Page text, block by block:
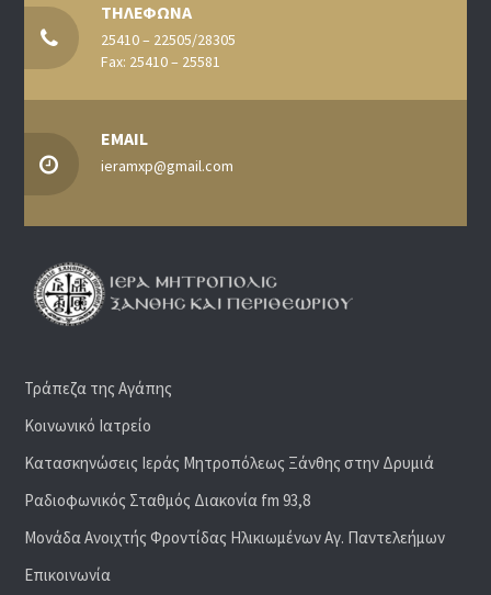
ΤΗΛΕΦΩΝΑ
25410 – 22505/28305
Fax: 25410 – 25581
EMAIL
ieramxp@gmail.com
Τράπεζα της Αγάπης
Κοινωνικό Ιατρείο
Κατασκηνώσεις Ιεράς Μητροπόλεως Ξάνθης στην Δρυμιά
Ραδιoφωνικός Σταθμός Διακονία fm 93,8
Μονάδα Ανοιχτής Φροντίδας Ηλικιωμένων Αγ. Παντελεήμων
Επικοινωνία